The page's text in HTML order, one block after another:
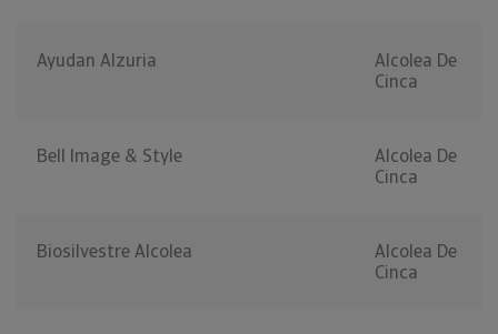
Ayudan Alzuria
Alcolea De
Cinca
Bell Image & Style
Alcolea De
Cinca
Biosilvestre Alcolea
Alcolea De
Cinca